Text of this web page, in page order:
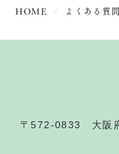
HOME よくある質問
〒572-0833 大阪